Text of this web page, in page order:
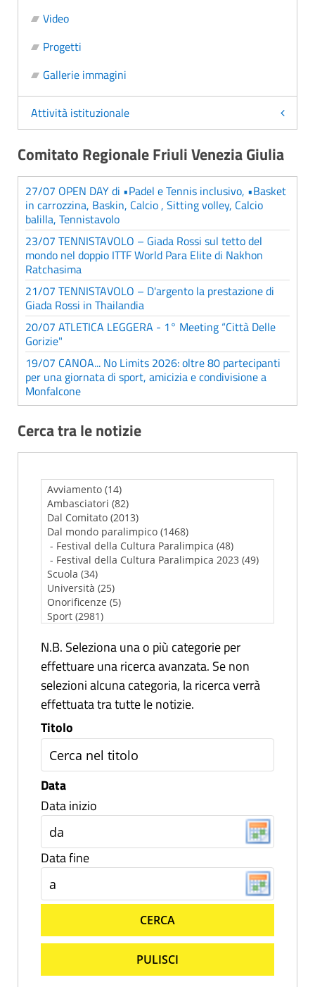
Video
Progetti
Gallerie immagini
Attività istituzionale
Comitato Regionale Friuli Venezia Giulia
27/07 OPEN DAY di •Padel e Tennis inclusivo, •Basket
in carrozzina, Baskin, Calcio , Sitting volley, Calcio
balilla, Tennistavolo
23/07 TENNISTAVOLO – Giada Rossi sul tetto del
mondo nel doppio ITTF World Para Elite di Nakhon
Ratchasima
21/07 TENNISTAVOLO – D'argento la prestazione di
Giada Rossi in Thailandia
20/07 ATLETICA LEGGERA - 1° Meeting “Città Delle
Gorizie"
19/07 CANOA... No Limits 2026: oltre 80 partecipanti
per una giornata di sport, amicizia e condivisione a
Monfalcone
Cerca tra le notizie
N.B. Seleziona una o più categorie per
effettuare una ricerca avanzata. Se non
selezioni alcuna categoria, la ricerca verrà
effettuata tra tutte le notizie.
Titolo
Data
Data inizio
Data fine
CERCA
PULISCI